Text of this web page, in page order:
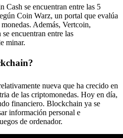
Cash se encuentran entre las 5
Coin Warz, un portal que evalúa
Además, Vertcoin,
encuentran entre las
minar.
nueva que ha crecido en
de las criptomonedas. Hoy en día,
financiero. Blockchain ya se
información personal e
de ordenador.